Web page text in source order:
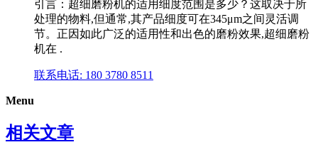
引言：超细磨粉机的适用细度范围是多少？这取决于所
处理的物料,但通常,其产品细度可在345μm之间灵活调
节。正因如此广泛的适用性和出色的磨粉效果,超细磨粉
机在 .
联系电话: 180 3780 8511
Menu
相关文章